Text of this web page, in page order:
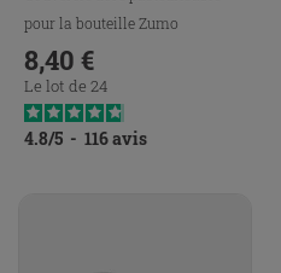
pour la bouteille Zumo
Prix
8,40 €
Le lot de 24
4.8/5 - 116avis